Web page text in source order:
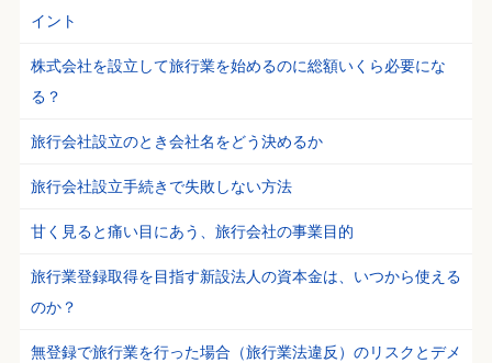
イント
株式会社を設立して旅行業を始めるのに総額いくら必要にな
る？
旅行会社設立のとき会社名をどう決めるか
旅行会社設立手続きで失敗しない方法
甘く見ると痛い目にあう、旅行会社の事業目的
旅行業登録取得を目指す新設法人の資本金は、いつから使える
のか？
無登録で旅行業を行った場合（旅行業法違反）のリスクとデメ